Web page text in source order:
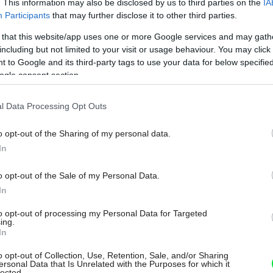
This information may also be disclosed by us to third parties on the
Participants that may further disclose it to other third parties.
that this website/app uses one or more Google services and may
but not limited to your visit or usage behaviour. You may
to Google and its third-party tags to use your data for below
consent section.
Data Processing Opt Outs
opt-out of the Sharing of my personal data.
opt-out of the Sale of my Personal Data.
opt-out of processing my Personal Data for Targeted
opt-out of Collection, Use, Retention, Sale, and/or Sharing
Data that Is Unrelated with the Purposes for which it
Číňania a Japonci ich stavali vo
rokov. Slúžili ako miesto na čajové
filozofi a panovníci. V Európe sa
s príchodom romantizmu a potom v
aj u nás. Altány sa stavali z
drevené, ale aj liatinové či
cieľom, poskytnúť ľuďom útulné